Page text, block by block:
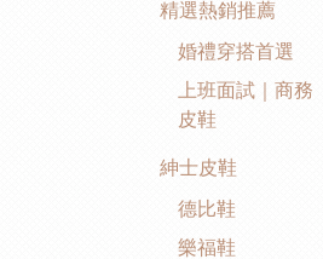
精選熱銷推薦
婚禮穿搭首選
上班面試｜商務
皮鞋
紳士皮鞋
德比鞋
樂福鞋